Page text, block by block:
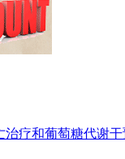
疗和葡萄糖代谢